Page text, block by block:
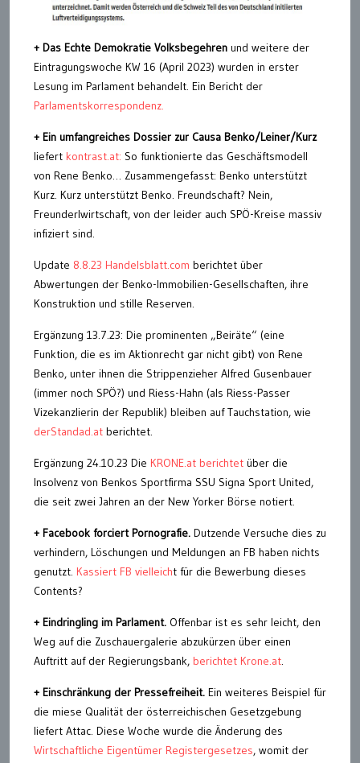
+ Das Echte Demokratie Volksbegehren und weitere der
Eintragungswoche KW 16 (April 2023) wurden in erster
Lesung im Parlament behandelt. Ein Bericht der
Parlamentskorrespondenz.
+ Ein umfangreiches Dossier zur Causa Benko/Leiner/Kurz
liefert kontrast.at: So funktionierte das Geschäftsmodell
von Rene Benko… Zusammengefasst: Benko unterstützt
Kurz. Kurz unterstützt Benko. Freundschaft? Nein,
Freunderlwirtschaft, von der leider auch SPÖ-Kreise massiv
infiziert sind.
Update 8.8.23 Handelsblatt.com berichtet über
Abwertungen der Benko-Immobilien-Gesellschaften, ihre
Konstruktion und stille Reserven.
Ergänzung 13.7.23: Die prominenten „Beiräte“ (eine
Funktion, die es im Aktionrecht gar nicht gibt) von Rene
Benko, unter ihnen die Strippenzieher Alfred Gusenbauer
(immer noch SPÖ?) und Riess-Hahn (als Riess-Passer
Vizekanzlierin der Republik) bleiben auf Tauchstation, wie
derStandad.at berichtet.
Ergänzung 24.10.23 Die KRONE.at berichtet über die
Insolvenz von Benkos Sportfirma SSU Signa Sport United,
die seit zwei Jahren an der New Yorker Börse notiert.
+ Facebook forciert Pornografie. Dutzende Versuche dies zu
verhindern, Löschungen und Meldungen an FB haben nichts
genutzt. Kassiert FB vielleicht für die Bewerbung dieses
Contents?
+ Eindringling im Parlament. Offenbar ist es sehr leicht, den
Weg auf die Zuschauergalerie abzukürzen über einen
Auftritt auf der Regierungsbank, berichtet Krone.at.
+ Einschränkung der Pressefreiheit. Ein weiteres Beispiel für
die miese Qualität der österreichischen Gesetzgebung
liefert Attac. Diese Woche wurde die Änderung des
Wirtschaftliche Eigentümer Registergesetzes, womit der